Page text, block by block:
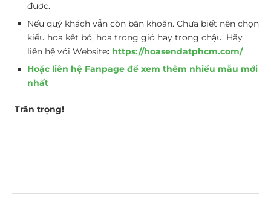
được.
Nếu quý khách vẫn còn băn khoăn. Chưa biết nên chọn
kiểu hoa kết bó, hoa trong giỏ hay trong chậu. Hãy
liên hệ với Website: https://hoasendatphcm.com/
Hoặc liên hệ Fanpage để xem thêm nhiểu mẫu mới
nhất
Trân trọng!